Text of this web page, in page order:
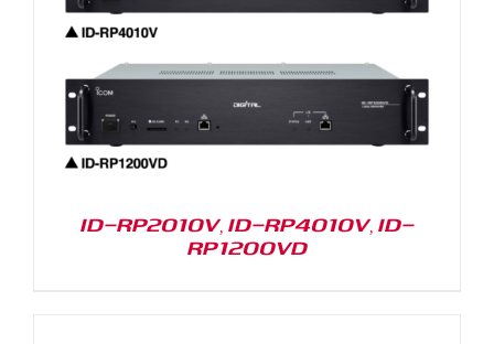
ID-RP2010V, ID-RP4010V, ID-
RP1200VD